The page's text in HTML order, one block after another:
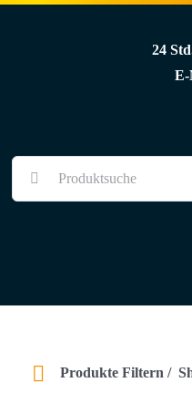
24
Shop
Produkte Filtern